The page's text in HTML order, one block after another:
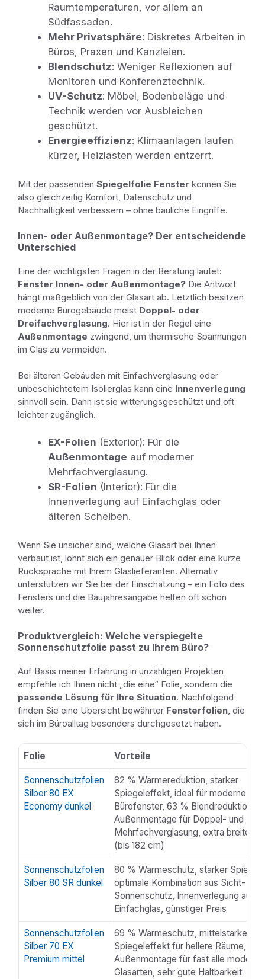
Raumtemperaturen, vor allem an
Südfassaden.
Mehr Privatsphäre: Diskretes Arbeiten in
Büros, Praxen und Kanzleien.
Blendschutz: Weniger Reflexionen auf
Monitoren und Konferenztechnik.
UV-Schutz: Möbel, Bodenbeläge und
Technik werden vor Ausbleichen
geschützt.
Energieeffizienz: Klimaanlagen laufen
kürzer, Heizlasten werden entzerrt.
Mit der passenden Spiegelfolie Fenster können Sie
also gleichzeitig Komfort, Datenschutz und
Nachhaltigkeit verbessern – ohne bauliche Eingriffe.
Innen- oder Außenmontage? Der entscheidende
Unterschied
Eine der wichtigsten Fragen in der Beratung lautet:
Fenster Innen- oder Außenmontage? Die Antwort
hängt maßgeblich von der Glasart ab. Letztlich besitzen
moderne Bürogebäude meist Doppel- oder
Dreifachverglasung. Hier ist in der Regel eine
Außenmontage zwingend, um thermische Spannungen
im Glas zu vermeiden.
Bei älteren Gebäuden mit Einfachverglasung oder
unbeschichtetem Isolierglas kann eine Innenverlegung
sinnvoll sein. Dann ist sie witterungsgeschützt und oft
leichter zugänglich.
EX-Folien (Exterior): Für die
Außenmontage auf moderner
Mehrfachverglasung.
SR-Folien (Interior): Für die
Innenverlegung auf Einfachglas oder
älteren Scheiben.
Wenn Sie unsicher sind, welche Glasart bei Ihnen
verbaut ist, lohnt sich ein genauer Blick oder eine kurze
Rücksprache mit Ihrem Glaslieferanten. Alternativ
unterstützen wir Sie bei der Einschätzung – ein Foto des
Fensters und die Baujahresangabe helfen oft schon
weiter.
Produktvergleich: Welche verspiegelte
Sonnenschutzfolie passt zu Ihrem Büro?
Auf Basis meiner Erfahrung in unzähligen Projekten
empfehle ich Ihnen nicht „die eine“ Folie, sondern die
passende Lösung für Ihre Situation. Nachfolgend
finden Sie eine Übersicht bewährter Fensterfolien, die
sich im Büroalltag besonders durchgesetzt haben.
Übersicht
Folie Vorteile
Sonnenschutzfolien
Silber 80 EX
Economy dunkel
82 % Wärmereduktion, starker
Spiegeleffekt, ideal für moderne
Bürofenster, 63 % Blendreduktion,
Außenmontage für Doppel- und
Mehrfachverglasung, extra breite
(bis 182 cm)
Sonnenschutzfolien
Silber 80 SR dunkel
80 % Wärmeschutz, starker
optimale Kombination aus Sicht- und
Sonnenschutz, Innenverlegung auf
Einfachglas, günstiger Preis
Sonnenschutzfolien
Silber 70 EX
Premium mittel
69 % Wärmeschutz, mittelstarker
Spiegeleffekt für hellere Räume,
Außenmontage für fast alle
Glasarten, sehr gute Haltbarkeit